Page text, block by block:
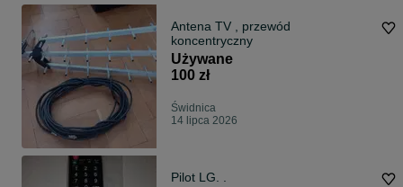
Antena TV , przewód
koncentryczny
Używane
100 zł
Świdnica
14 lipca 2026
Pilot LG. .